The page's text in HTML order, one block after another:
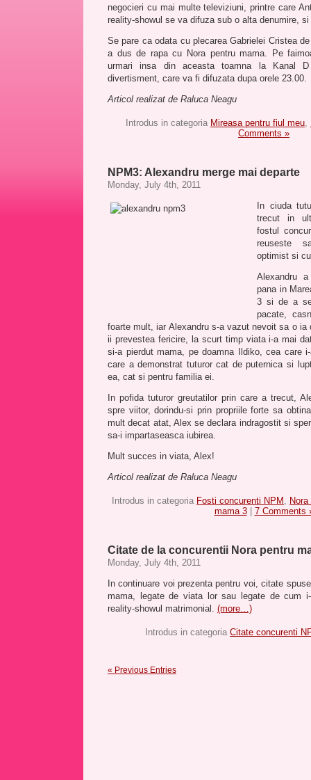
negocieri cu mai multe televiziuni, printre care
reality-showul se va difuza sub o alta denumire,
Se pare ca odata cu plecarea Gabrielei Cristea
a dus de rapa cu Nora pentru mama. Pe
urmari insa din aceasta toamna la Kanal
divertisment, care va fi difuzata dupa orele 23.00.
Articol realizat de Raluca Neagu
Introdus in categoria Mireasa pentru fiul meu,
Comments »
NPM3: Alexandru merge mai departe
Monday, July 4th, 2011
In ciuda
trecut in
fostul
reuseste
optimist si
Alexandru
pana in
3 si de a
pacate,
foarte mult, iar Alexandru s-a vazut nevoit sa o
ii prevestea fericire, la scurt timp viata i-a mai
si-a pierdut mama, pe doamna Ildiko, cea care
care a demonstrat tuturor cat de puternica si
ea, cat si pentru familia ei.
In pofida tuturor greutatilor prin care a trecut,
spre viitor, dorindu-si prin propriile forte sa
mult decat atat, Alex se declara indragostit si
sa-i impartaseasca iubirea.
Mult succes in viata, Alex!
Articol realizat de Raluca Neagu
Introdus in categoria Fosti concurenti NPM ,
mama 3| 7 Comments
Citate de la concurentii Nora pentru
Monday, July 4th, 2011
In continuare voi prezenta pentru voi, citate
mama, legate de viata lor sau legate de cum
reality-showul matrimonial. (more…)
Introdus in categoria Citate concurenti
« Previous Entries